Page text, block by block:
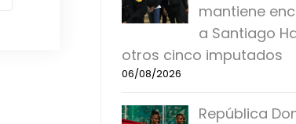
mantiene
a Santiago
otros cinco imputados
06/08/2026
República